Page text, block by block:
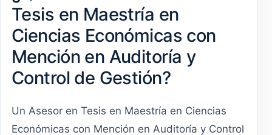
Tesis en Maestría en
Ciencias Económicas con
Mención en Auditoría y
Control de Gestión?
Un Asesor en Tesis en Maestría en Ciencias
Económicas con Mención en Auditoría y Control